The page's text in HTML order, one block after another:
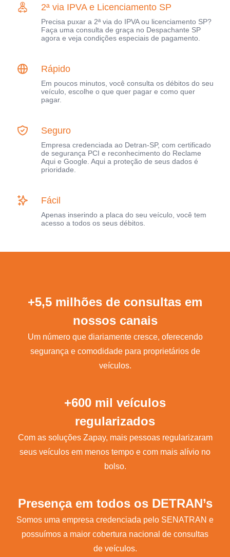
2ª via IPVA e Licenciamento SP
Precisa puxar a 2ª via do IPVA ou licenciamento SP?
Faça uma consulta de graça no Despachante SP
agora e veja condições especiais de pagamento.
Rápido
Em poucos minutos, você consulta os débitos do seu
veículo, escolhe o que quer pagar e como quer
pagar.
Seguro
Empresa credenciada ao Detran-SP, com certificado
de segurança PCI e reconhecimento do Reclame
Aqui e Google. Aqui a proteção de seus dados é
prioridade.
Fácil
Apenas inserindo a placa do seu veículo, você tem
acesso a todos os seus débitos.
+5,5 milhões de consultas em
nossos canais
Um número que diariamente cresce, oferecendo
segurança e comodidade para proprietários de
veículos.
+600 mil veículos
regularizados
Com as soluções Zapay, mais pessoas regularizaram
seus veículos em menos tempo e com mais alívio no
bolso.
Presença em todos os DETRAN’s
Somos uma empresa credenciada pelo SENATRAN e
possuímos a maior cobertura nacional de consultas
de veículos.